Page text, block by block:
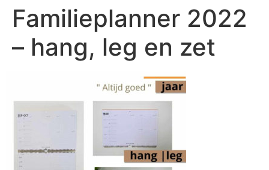
Familieplanner 2022
– hang, leg en zet